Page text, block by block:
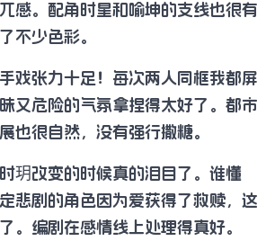
感。配角时星和喻坤的支线也很有
不少色彩。
戏张力十足！每次两人同框我都屏
又危险的气氛拿捏得太好了。都市
也很自然，没有强行撒糖。
玥改变的时候真的泪目了。谁懂
悲剧的角色因为爱获得了救赎，这
。编剧在感情线上处理得真好。